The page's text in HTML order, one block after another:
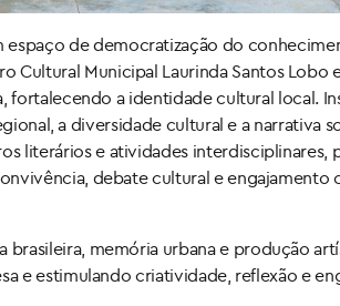
de democratização do
Municipal Laurinda Santos Lobo
a identidade cultural local.
a diversidade cultural e a narrativa
literários e atividades interdisciplinares,
debate cultural e
memória urbana e produção
e estimulando criatividade, reflexão e